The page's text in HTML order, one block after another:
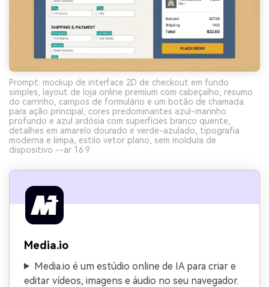
Prompt: mockup de interface 2D de checkout em fundo
simples, layout de loja online premium com cabeçalho, resumo
do carrinho, campos de formulário e um botão de chamada
para ação principal, cores predominantes azul-marinho
profundo e azul ardósia com superfícies branco quente,
detalhes em amarelo dourado e verde-azulado, tipografia
moderna e limpa, estilo vetor plano, sem moldura de
dispositivo --ar 16:9
Media.io
Media.io é um estúdio online de IA para criar e
editar vídeos, imagens e áudio no seu navegador.